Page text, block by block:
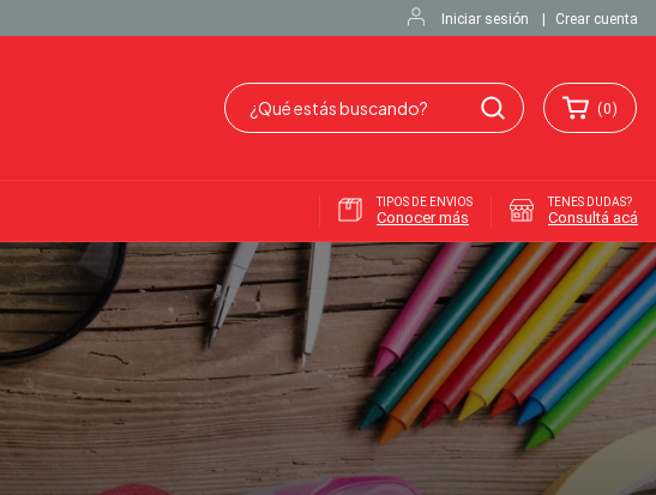
Iniciar sesión Crear cuenta
(0)
TIPOS DE ENVIOS
Conocer más
TENES DUDAS?
Consultá acá